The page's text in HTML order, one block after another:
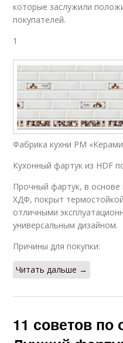
которые заслужили
покупателей.
1
Фабрика кухни РМ
Кухонный фартук из HDF
Прочный фартук, в
ХДФ, покрыт
отличными
универсальным дизайном.
Причины для покупки:
Читать дальше →
11 советов по